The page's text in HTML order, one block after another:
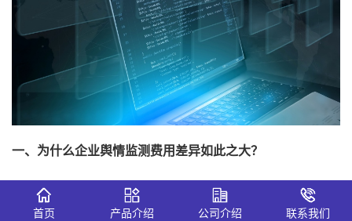
一、为什么企业舆情监测费用差异如此之大？
舆情监测并非标准化产品，而是一种高度定制化的信息服
务。不同企业的监测范围、分析深度、响应速度要求各不相
首页 产品介绍 公司介绍 联系我们